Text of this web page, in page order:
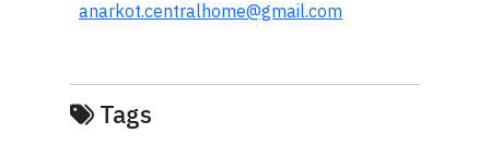
anarkot.centralhome@gmail.com
Tags